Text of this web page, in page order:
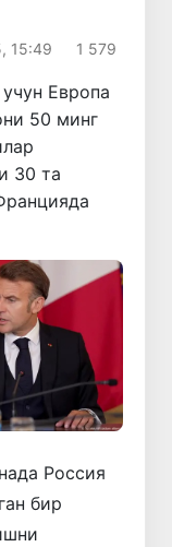
15:49 1 579
Европа
50 минг
30 та
Россия
бир